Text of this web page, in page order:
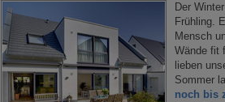
Der
Frühling.
Mensch
Wände fit
lieben
Sommer
noch bis